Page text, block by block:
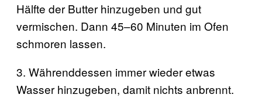
Hälfte der Butter hinzugeben und gut
vermischen. Dann 45–60 Minuten im Ofen
schmoren lassen.
3. Währenddessen immer wieder etwas
Wasser hinzugeben, damit nichts anbrennt.